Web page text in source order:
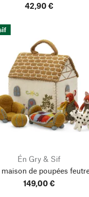
42,90 €
Én Gry & Sif
maison de poupées
149,00 €